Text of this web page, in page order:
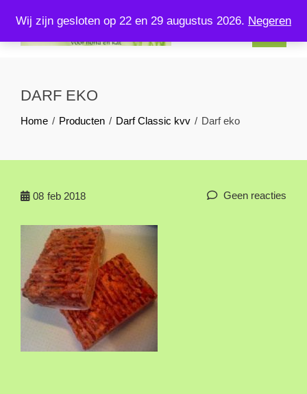
Wij zijn gesloten op 22 en 29 augustus 2026. Negeren
contentKOMPLEETVERSVOERENZO.NL
U kunt bij ons terecht voor kompleet vers voer voor uw hond en
DARF EKO
Home Producten Darf Classic kvv Darf eko
08 feb 2018 Geen reacties